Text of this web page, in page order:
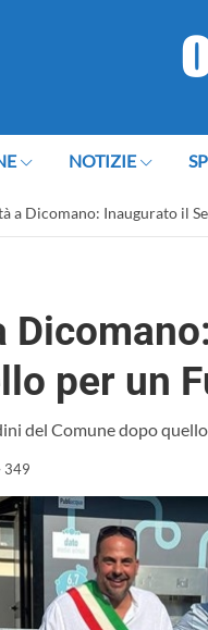
NOTIZIE
a Dicomano: Inaugurato il
per un
del Comune dopo
349